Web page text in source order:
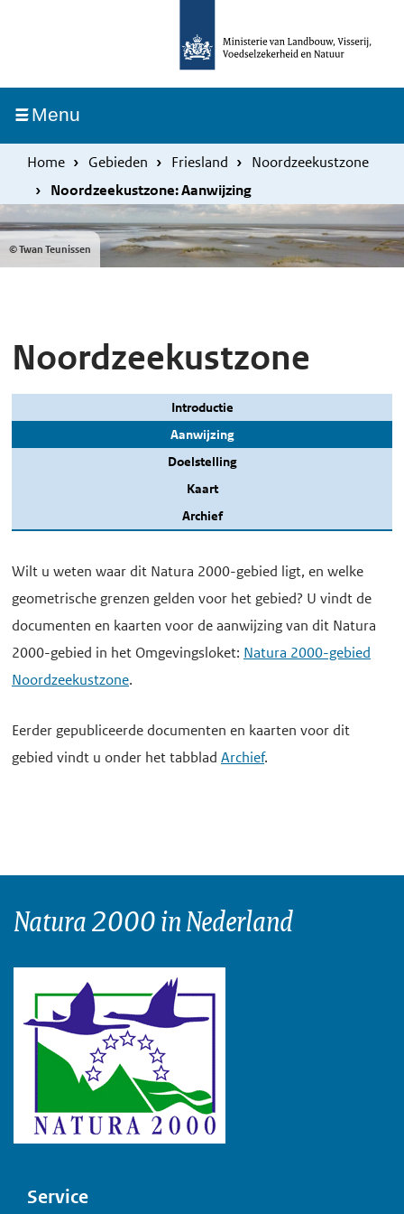
inhoud
gaan
MenuIngeklapt
Home Gebieden Friesland
Noordzeekustzone
Noordzeekustzone: Aanwijzing
© Twan Teunissen
Noordzeekustzone
Introductie
Aanwijzing
Doelstelling
Kaart
Archief
Wilt u weten waar dit Natura 2000-gebied ligt, en welke
geometrische grenzen gelden voor het gebied? U vindt de
documenten en kaarten voor de aanwijzing van dit Natura
2000-gebied in het Omgevingsloket: Natura 2000-gebied
Noordzeekustzone.
Eerder gepubliceerde documenten en kaarten voor dit
gebied vindt u onder het tabblad Archief.
Natura 2000 in Nederland
Voet
Service